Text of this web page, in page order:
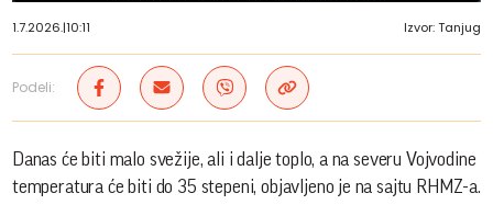
1.7.2026.|10:11 Izvor: Tanjug
Podeli:
Danas će biti malo svežije, ali i dalje toplo, a na severu Vojvodine
temperatura će biti do 35 stepeni, objavljeno je na sajtu RHMZ-a.